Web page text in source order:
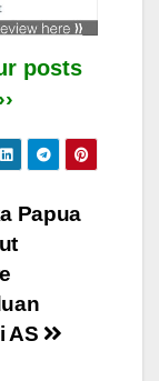
posts
Papua
AS